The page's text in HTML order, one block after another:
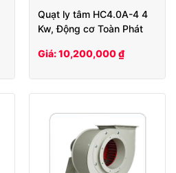
Quạt ly tâm HC4.0A-4 4
Kw, Động cơ Toàn Phát
Giá: 10,200,000 ₫